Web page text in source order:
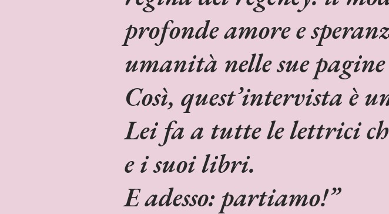
profonde amore e
umanità nelle sue pagine
Così, quest’intervista è
Lei fa a tutte le lettrici
e i suoi libri.
E adesso: partiamo!